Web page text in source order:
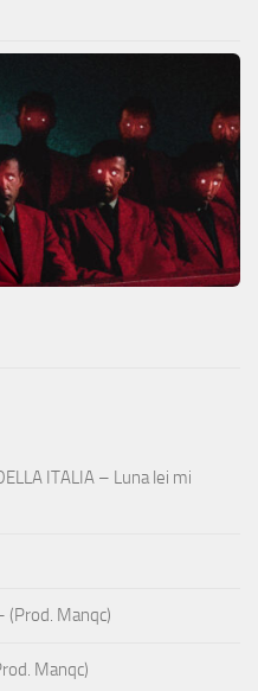
ITALIA – Luna lei mi
(Prod. Manqc)
Manqc)